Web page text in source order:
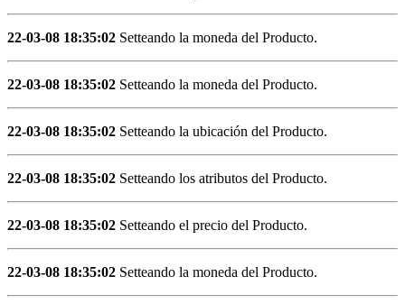
22-03-08 18:35:02 Setteando la moneda del Producto.
22-03-08 18:35:02 Setteando la moneda del Producto.
22-03-08 18:35:02 Setteando la ubicación del Producto.
22-03-08 18:35:02 Setteando los atributos del Producto.
22-03-08 18:35:02 Setteando el precio del Producto.
22-03-08 18:35:02 Setteando la moneda del Producto.